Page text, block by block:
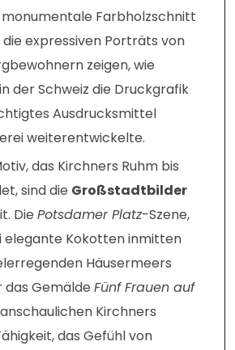
Farbholzschnitt
expressiven Porträts von
zeigen, wie
der Schweiz die Druckgrafik
Ausdrucksmittel
weiterentwickelte.
das Kirchners Ruhm bis
sind die Großstadtbilder
Die Potsdamer Platz-Szene,
elegante Kokotten inmitten
Häusermeers
das Gemälde Fünf Frauen auf
Kirchners
das Gefühl von